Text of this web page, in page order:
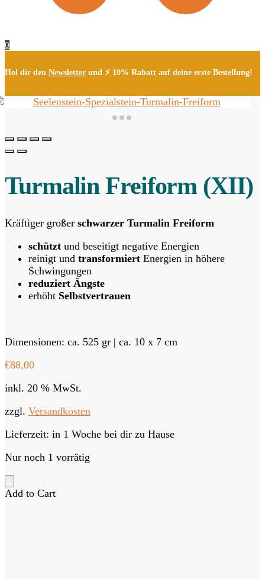
0
Hol dir den Newsletter und ⚡ 10% Rabatt auf deine erste Bestellung!
Turmalin Freiform (XII)
Kräftiger großer schwarzer Turmalin Freiform
schützt und beseitigt negative Energien
reinigt und transformiert Energien in höhere
Schwingungen
reduziert Ängste
erhöht Selbstvertrauen
Dimensionen: ca. 525 gr | ca. 10 x 7 cm
€88,00
inkl. 20 % MwSt.
zzgl. Versandkosten
Lieferzeit: in 1 Woche bei dir zu Hause
Nur noch 1 vorrätig
Add to Cart